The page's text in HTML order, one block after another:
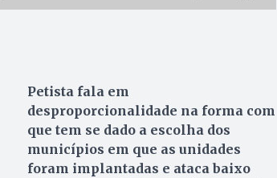
Petista fala em
desproporcionalidade na forma com
que tem se dado a escolha dos
municípios em que as unidades
foram implantadas e ataca baixo